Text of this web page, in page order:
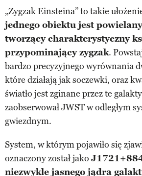
„Zygzak Einsteina” to takie
jednego obiektu jest
tworzący charakterystyczny
przypominający zygzak.
bardzo precyzyjnego wyrównania
które działają jak soczewki, oraz
światło jest zginane przez te
zaobserwował JWST w odległym
gwiezdnym.
System, w którym pojawiło się
oznaczony został jako
niezwykle jasnego jądra